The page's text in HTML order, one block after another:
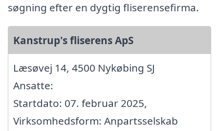
søgning efter en dygtig fliserensefirma.
Kanstrup's fliserens ApS
Læsøvej 14, 4500 Nykøbing SJ
Ansatte:
Startdato: 07. februar 2025,
Virksomhedsform: Anpartsselskab